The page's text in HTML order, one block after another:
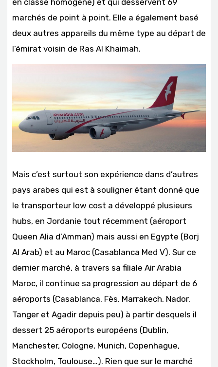
marchés de point à point. Elle a également basé
deux autres appareils du même type au départ de
l’émirat voisin de Ras Al Khaimah.
Mais c’est surtout son expérience dans d’autres
pays arabes qui est à souligner étant donné que
le transporteur low cost a développé plusieurs
hubs, en Jordanie tout récemment (aéroport
Queen Alia d’Amman) mais aussi en Egypte (Borj
Al Arab) et au Maroc (Casablanca Med V). Sur ce
dernier marché, à travers sa filiale Air Arabia
Maroc, il continue sa progression au départ de 6
aéroports (Casablanca, Fès, Marrakech, Nador,
Tanger et Agadir depuis peu) à partir desquels il
dessert 25 aéroports européens (Dublin,
Manchester, Cologne, Munich, Copenhague,
Stockholm, Toulouse…). Rien que sur le marché